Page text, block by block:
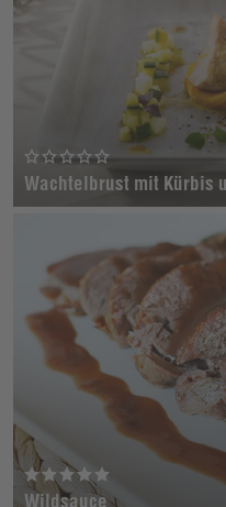
Wachtelbrust mit Kürbis
Wildsauce